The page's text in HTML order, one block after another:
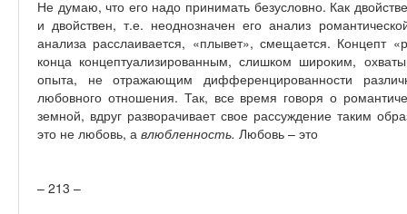
Не думаю, что его надо принимать безусловно. Как
и двойствен, т.е. неоднозначен его анализ
анализа расслаивается, «плывет», смещается. Концепт
конца концептуализированным, слишком широким,
опыта, не отражающим дифференцированности
любовного отношения. Так, все время говоря о
земной, вдруг разворачивает свое рассуждение таким
это не любовь, а влюбленность. Любовь – это
– 213 –